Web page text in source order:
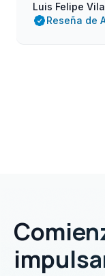
Luis Felipe
Reseña de